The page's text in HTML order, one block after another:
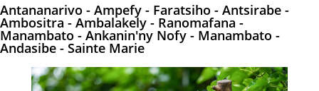
Antananarivo - Ampefy - Faratsiho - Antsirabe -
Ambositra - Ambalakely - Ranomafana -
Manambato - Ankanin'ny Nofy - Manambato -
Andasibe - Sainte Marie